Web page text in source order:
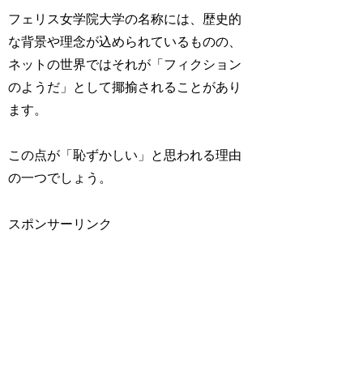
フェリス女学院大学の名称には、歴史的
な背景や理念が込められているものの、
ネットの世界ではそれが「フィクション
のようだ」として揶揄されることがあり
ます。
この点が「恥ずかしい」と思われる理由
の一つでしょう。
スポンサーリンク